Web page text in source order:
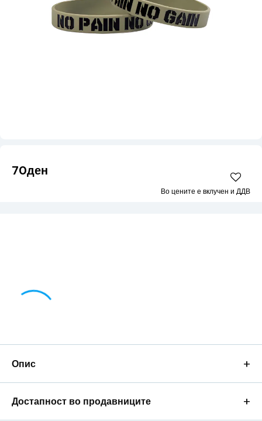
70ден
Во цените е вклучен и ДДВ
Опис +
Достапност во продавниците +